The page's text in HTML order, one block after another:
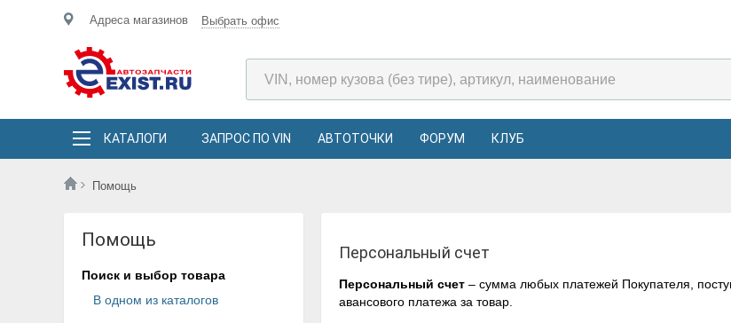
Адреса магазинов Выбрать офис
КАТАЛОГИ ЗАПРОС ПО VIN АВТОТОЧКИ ФОРУМ КЛУБ
Помощь
Помощь
Поиск и выбор товара
В одном из каталогов
Персональный счет
Персональный счет – сумма любых платежей Покупателя,
авансового платежа за товар.